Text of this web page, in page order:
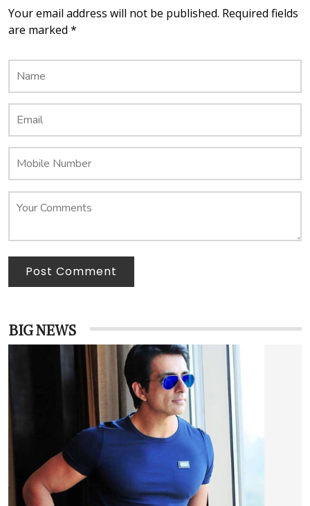
Your email address will not be published. Required fields
are marked *
Post Comment
BIG NEWS